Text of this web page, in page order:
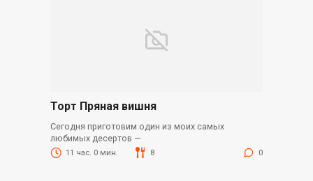
Торт Пряная вишня
Сегодня приготовим один из моих самых
любимых десертов —
11 час. 0 мин. 8 0